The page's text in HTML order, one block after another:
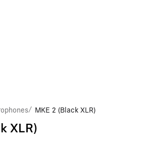
/ MKE 2 (Black XLR)
XLR)